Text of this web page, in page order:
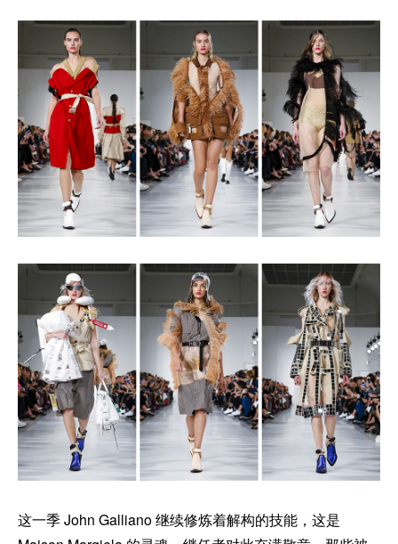
这一季 John Galliano 继续修炼着解构的技能，这是